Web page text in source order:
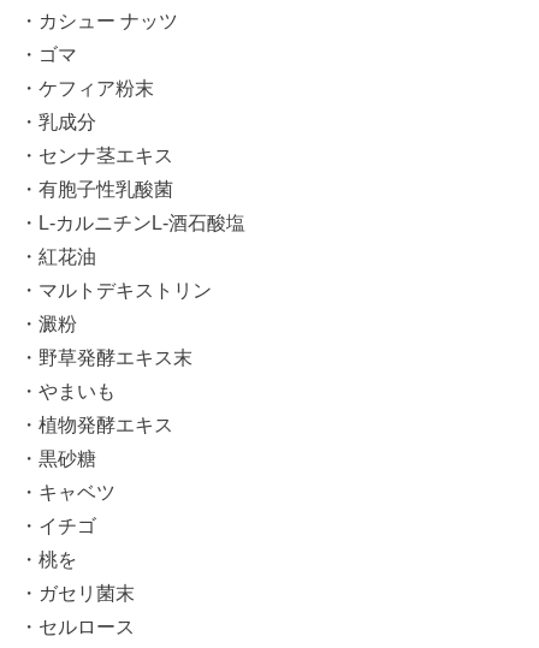
・カシュー ナッツ
・ゴマ
・ケフィア粉末
・乳成分
・センナ茎エキス
・有胞子性乳酸菌
・L-カルニチンL-酒石酸塩
・紅花油
・マルトデキストリン
・澱粉
・野草発酵エキス末
・やまいも
・植物発酵エキス
・黒砂糖
・キャベツ
・イチゴ
・桃を
・ガセリ菌末
・セルロース